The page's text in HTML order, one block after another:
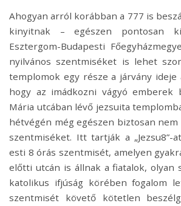
Ahogyan arról korábban a 777 is
kinyitnak – egészen pontosan
Esztergom-Budapesti
nyilvános szentmiséket is lehet
templomok egy része a járvány
hogy az imádkozni vágyó emberek
Mária utcában lévő jezsuita
hétvégén még egészen biztosan
szentmiséket. Itt tartják a „Jezsu8”-
esti 8 órás szentmisét, amelyen
előtti utcán is állnak a fiatalok, olyan
katolikus ifjúság körében fogalom
szentmisét követő kötetlen